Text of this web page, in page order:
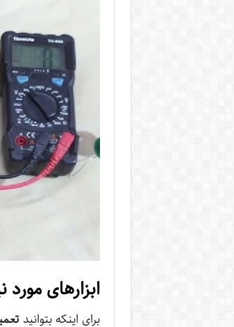
ابزارهای مورد
برای اینکه بتوانید